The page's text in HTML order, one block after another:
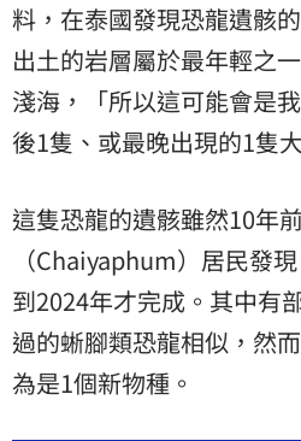
料，在泰國發現恐龍遺骸
出土的岩層屬於最年輕之
淺海，「所以這可能會是
後1隻、或最晚出現的1隻
這隻恐龍的遺骸雖然10年
（Chaiyaphum）居民發
到2024年才完成。其中有
過的蜥腳類恐龍相似，然
為是1個新物種。